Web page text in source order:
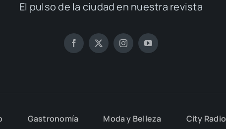
El pul­so de la ciu­dad en nues­tra revis­ta
Gas­tro­no­mía Moda y Belle­za City Radio